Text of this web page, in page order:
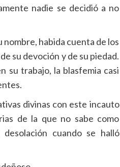
nadie se decidió a no
habida cuenta de los
su devoción y de su piedad.
su trabajo, la blasfemia casi
divinas con este incauto
de la que no sabe como
cuando se halló